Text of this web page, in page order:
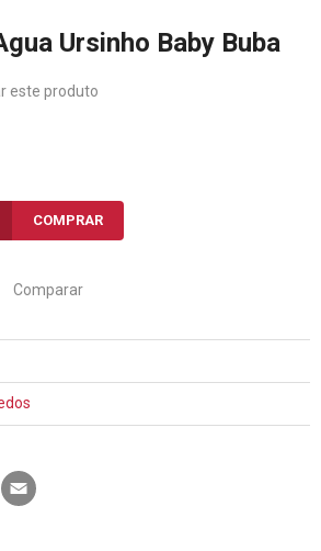
Ursinho Baby Buba
este produto
COMPRAR
Comparar
Pinterest